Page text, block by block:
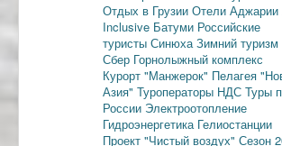
Отдых в Грузии Отели Аджарии
Inclusive Батуми Российские
туристы СинюхаЗимний туризм
Сбер Горнолыжный комплекс
Курорт "Манжерок" Пелагея
Азия" Туроператоры НДС Туры
России Электроотопление
Гидроэнергетика Гелиостанции
Проект "Чистый воздух" Сезон